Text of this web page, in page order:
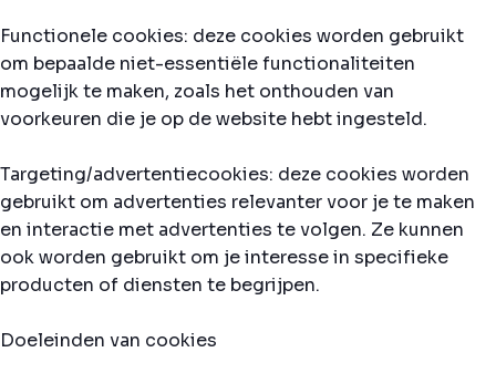
Functionele cookies: deze cookies worden gebruikt
om bepaalde niet-essentiële functionaliteiten
mogelijk te maken, zoals het onthouden van
voorkeuren die je op de website hebt ingesteld.
Targeting/advertentiecookies: deze cookies worden
gebruikt om advertenties relevanter voor je te maken
en interactie met advertenties te volgen. Ze kunnen
ook worden gebruikt om je interesse in specifieke
producten of diensten te begrijpen.
Doeleinden van cookies